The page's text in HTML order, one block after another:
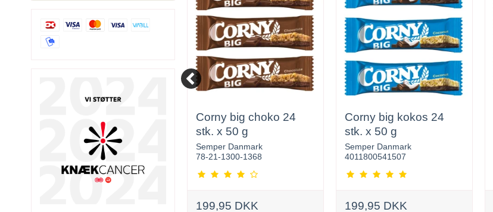
Slikboden ApS
Corny big choko 24
stk. x 50 g
Semper Danmark
78-21-1300-1368
199,95 DKK
Corny big kokos 24
stk. x 50 g
Semper Danmark
4011800541507
199,95 DKK